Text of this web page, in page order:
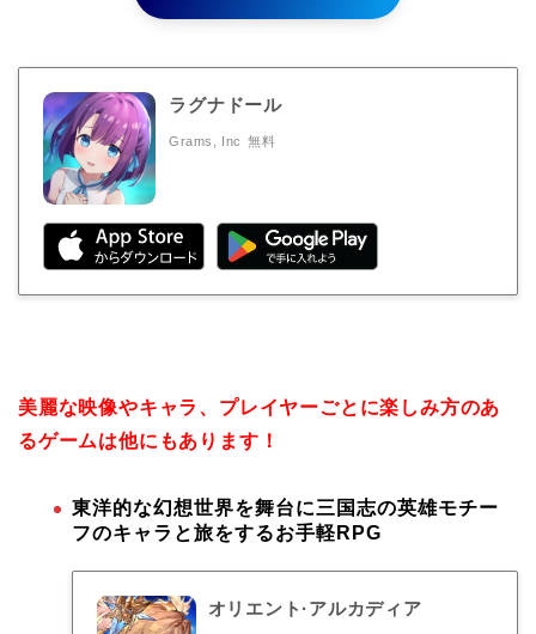
ラグナドール
Grams, Inc 無料
美麗な映像やキャラ、プレイヤーごとに楽しみ方のあ
るゲームは他にもあります！
東洋的な幻想世界を舞台に三国志の英雄モチー
フのキャラと旅をするお手軽RPG
オリエント·アルカディア